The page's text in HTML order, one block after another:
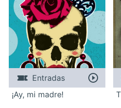
Entradas
¡Ay, mi madre!